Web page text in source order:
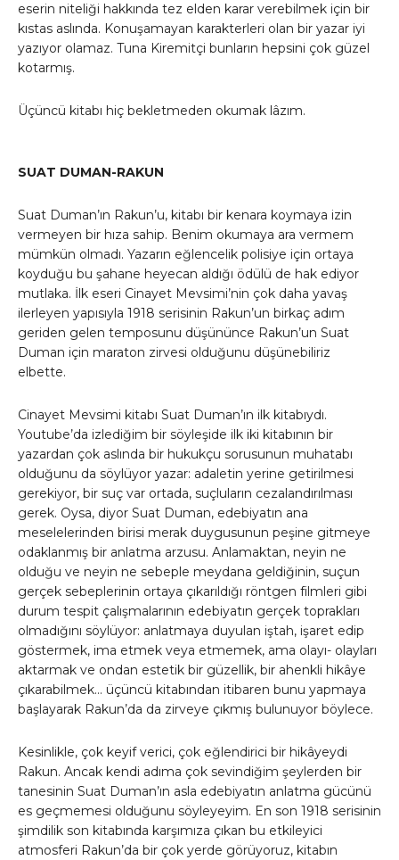
eserin niteliği hakkında tez elden karar verebilmek için bir
kıstas aslında. Konuşamayan karakterleri olan bir yazar iyi
yazıyor olamaz. Tuna Kiremitçi bunların hepsini çok güzel
kotarmış.
Üçüncü kitabı hiç bekletmeden okumak lâzım.
SUAT DUMAN-RAKUN
Suat Duman’ın Rakun’u, kitabı bir kenara koymaya izin
vermeyen bir hıza sahip. Benim okumaya ara vermem
mümkün olmadı. Yazarın eğlencelik polisiye için ortaya
koyduğu bu şahane heyecan aldığı ödülü de hak ediyor
mutlaka. İlk eseri Cinayet Mevsimi’nin çok daha yavaş
ilerleyen yapısıyla 1918 serisinin Rakun’un birkaç adım
geriden gelen temposunu düşününce Rakun’un Suat
Duman için maraton zirvesi olduğunu düşünebiliriz
elbette.
Cinayet Mevsimi kitabı Suat Duman’ın ilk kitabıydı.
Youtube’da izlediğim bir söyleşide ilk iki kitabının bir
yazardan çok aslında bir hukukçu sorusunun muhatabı
olduğunu da söylüyor yazar: adaletin yerine getirilmesi
gerekiyor, bir suç var ortada, suçluların cezalandırılması
gerek. Oysa, diyor Suat Duman, edebiyatın ana
meselelerinden birisi merak duygusunun peşine gitmeye
odaklanmış bir anlatma arzusu. Anlamaktan, neyin ne
olduğu ve neyin ne sebeple meydana geldiğinin, suçun
gerçek sebeplerinin ortaya çıkarıldığı röntgen filmleri gibi
durum tespit çalışmalarının edebiyatın gerçek toprakları
olmadığını söylüyor: anlatmaya duyulan iştah, işaret edip
göstermek, ima etmek veya etmemek, ama olayı- olayları
aktarmak ve ondan estetik bir güzellik, bir ahenkli hikâye
çıkarabilmek… üçüncü kitabından itibaren bunu yapmaya
başlayarak Rakun’da da zirveye çıkmış bulunuyor böylece.
Kesinlikle, çok keyif verici, çok eğlendirici bir hikâyeydi
Rakun. Ancak kendi adıma çok sevindiğim şeylerden bir
tanesinin Suat Duman’ın asla edebiyatın anlatma gücünü
es geçmemesi olduğunu söyleyeyim. En son 1918 serisinin
şimdilik son kitabında karşımıza çıkan bu etkileyici
atmosferi Rakun’da bir çok yerde görüyoruz, kitabın